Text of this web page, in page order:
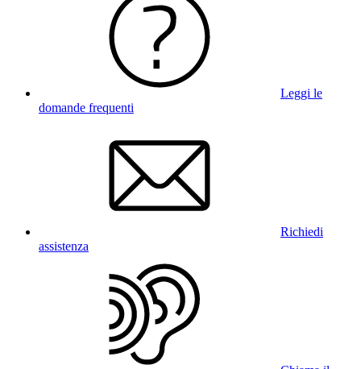
Leggi le
domande frequenti
Richiedi
assistenza